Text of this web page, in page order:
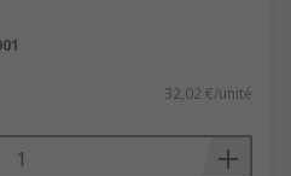
32,02 €/unité